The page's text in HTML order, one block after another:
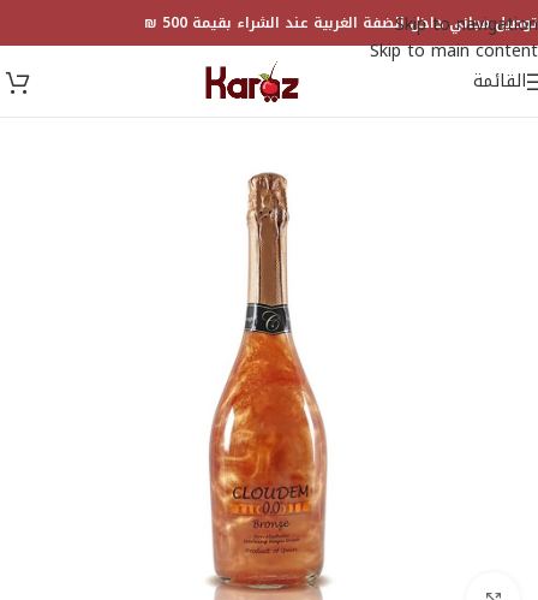
Skip to navigation
Skip to main content
توصيل مجاني داخل الضفة الغربية عند الشراء بقيمة 500 ₪
القائمة